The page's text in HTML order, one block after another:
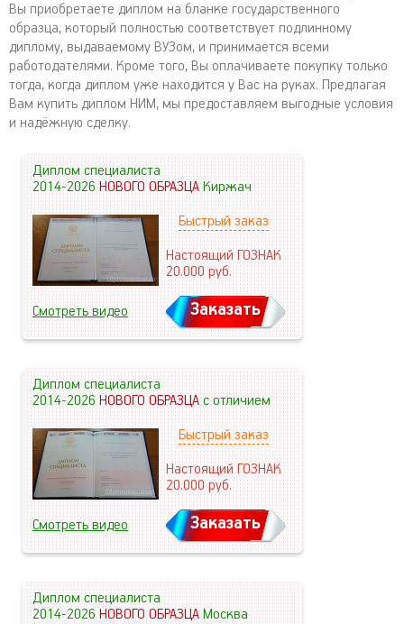
Вы приобретаете диплом на бланке государственного
образца, который полностью соответствует подлинному
диплому, выдаваемому ВУЗом, и принимается всеми
работодателями. Кроме того, Вы оплачиваете покупку только
тогда, когда диплом уже находится у Вас на руках. Предлагая
Вам купить диплом НИМ, мы предоставляем выгодные условия
и надёжную сделку.
Диплом специалиста
2014-2026НОВОГО ОБРАЗЦАКиржач
Быстрый заказ
Настоящий ГОЗНАК
20.000руб.
Смотреть видео Заказать
Диплом специалиста
2014-2026НОВОГО ОБРАЗЦАс отличием
Быстрый заказ
Настоящий ГОЗНАК
20.000руб.
Смотреть видео Заказать
Диплом специалиста
2014-2026НОВОГО ОБРАЗЦАМосква